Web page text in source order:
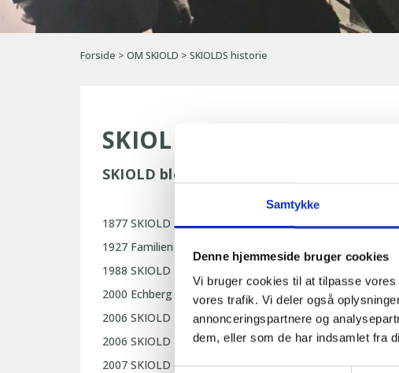
Samtykke
Denne hjemmeside bruger cookies
Vi bruger cookies til at tilpasse
vores trafik. Vi deler også
annonceringspartnere og
dem, eller som de har indsamlet fra
Forside > OM SKIOLD > SKIOLDS historie
SKIOLDs historie
SKIOLD blev grundlagt i 1877 i
1877 SKIOLD A/S blev etableret i 1877 som Sæby
1927 Familien Hougaard overtager SKIOLD.
1988 SKIOLD Datamix A/S erhverves.
2000 Echberg Fodringssystemer og Echberg Ventilation
2006 SKIOLD Echberg A/S og SKIOLD Sæby A/S
2006 SKIOLD Datamix i Sverige etableres.
2007 SKIOLD erhverver 100% BL i Polen, som omdøbes